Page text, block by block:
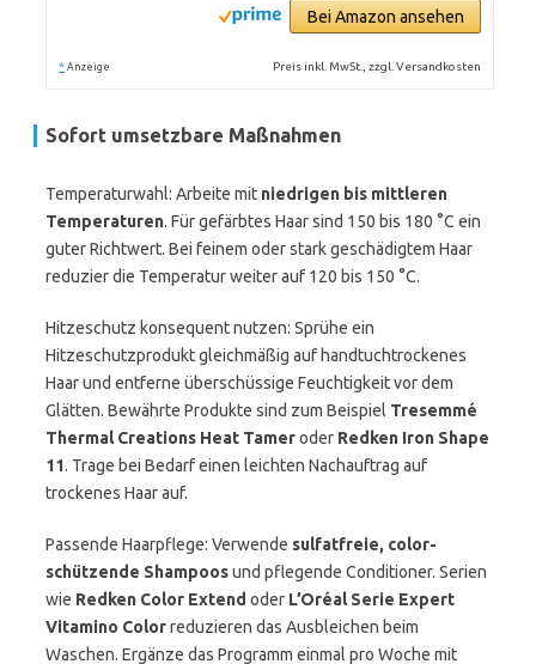
Bei Amazon ansehen
* Anzeige Preis inkl. MwSt., zzgl. Versandkosten
Sofort umsetzbare Maßnahmen
Temperaturwahl: Arbeite mit niedrigen bis mittleren
Temperaturen. Für gefärbtes Haar sind 150 bis 180 °C ein
guter Richtwert. Bei feinem oder stark geschädigtem Haar
reduzier die Temperatur weiter auf 120 bis 150 °C.
Hitzeschutz konsequent nutzen: Sprühe ein
Hitzeschutzprodukt gleichmäßig auf handtuchtrockenes
Haar und entferne überschüssige Feuchtigkeit vor dem
Glätten. Bewährte Produkte sind zum Beispiel Tresemmé
Thermal Creations Heat Tameroder Redken Iron Shape
11. Trage bei Bedarf einen leichten Nachauftrag auf
trockenes Haar auf.
Passende Haarpflege: Verwende sulfatfreie, color-
schützende Shampoosund pflegende Conditioner. Serien
wie Redken Color Extend oder L’Oréal Serie Expert
Vitamino Colorreduzieren das Ausbleichen beim
Waschen. Ergänze das Programm einmal pro Woche mit